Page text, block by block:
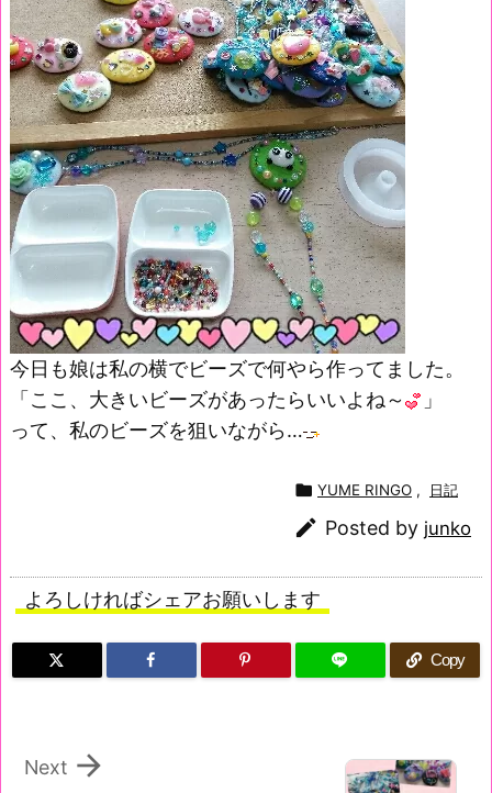
今日も娘は私の横でビーズで何やら作ってました。
「ここ、大きいビーズがあったらいいよね～
」
って、私のビーズを狙いながら…
 YUME RINGO , 日記
 Posted by junko
よろしければシェアお願いします
Copy

Next